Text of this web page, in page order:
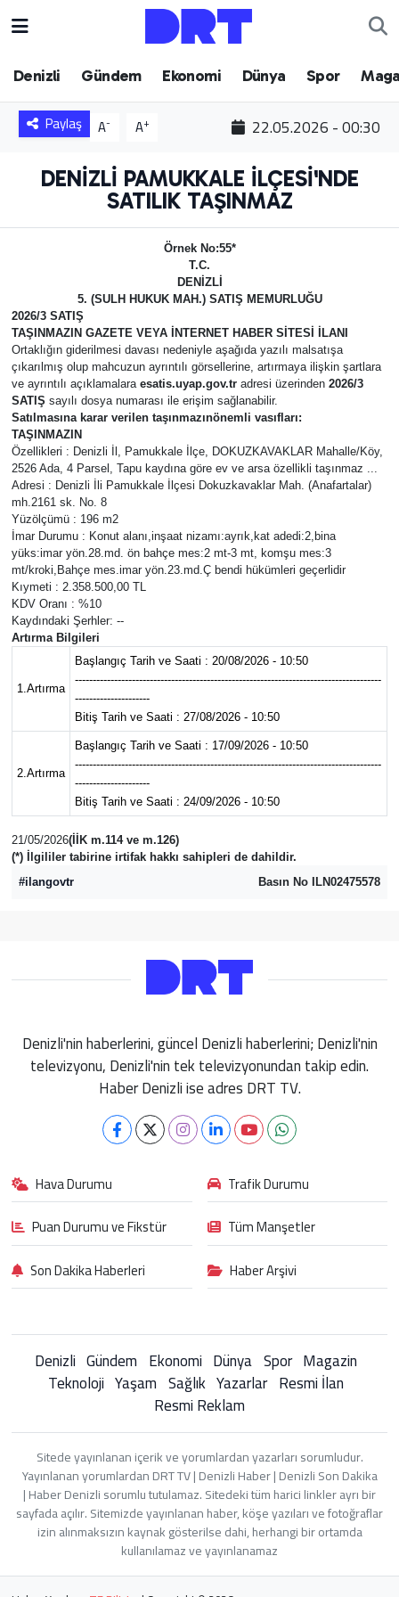
Denizli Gündem Ekonomi Dünya Spor
Paylaş A- A+ 22.05.2026 - 00:30
DENİZLİ PAMUKKALE İLÇESİ'NDE
SATILIK TAŞINMAZ
Örnek No:55*
T.C.
DENİZLİ
5. (SULH HUKUK MAH.) SATIŞ MEMURLUĞU
2026/3 SATIŞ
TAŞINMAZIN GAZETE VEYA İNTERNET HABER SİTESİ İLANI
Ortaklığın giderilmesi davası nedeniyle aşağıda yazılı malsatışa
çıkarılmış olup mahcuzun ayrıntılı görsellerine, artırmaya ilişkin şartlara
ve ayrıntılı açıklamalara esatis.uyap.gov.tradresi üzerinden 2026/3
SATIŞ sayılı dosya numarası ile erişim sağlanabilir.
Satılmasına karar verilen taşınmazınönemli vasıfları:
TAŞINMAZIN
Özellikleri : Denizli İl, Pamukkale İlçe, DOKUZKAVAKLAR Mahalle/Köy,
2526 Ada, 4 Parsel, Tapu kaydına göre ev ve arsa özellikli taşınmaz ...
Adresi : Denizli İli Pamukkale İlçesi Dokuzkavaklar Mah. (Anafartalar)
mh.2161 sk. No. 8
Yüzölçümü : 196 m2
İmar Durumu : Konut alanı,inşaat nizamı:ayrık,kat adedi:2,bina
yüks:imar yön.28.md. ön bahçe mes:2 mt-3 mt, komşu mes:3
mt/kroki,Bahçe mes.imar yön.23.md.Ç bendi hükümleri geçerlidir
Kıymeti : 2.358.500,00 TL
KDV Oranı : %10
Kaydındaki Şerhler: --
Artırma Bilgileri
1.Artırma
Başlangıç Tarih ve Saati : 20/08/2026 - 10:50
--------------------------------------------------------------------------------------
---------------------
Bitiş Tarih ve Saati : 27/08/2026 - 10:50
2.Artırma
Başlangıç Tarih ve Saati : 17/09/2026 - 10:50
--------------------------------------------------------------------------------------
---------------------
Bitiş Tarih ve Saati : 24/09/2026 - 10:50
21/05/2026(İİK m.114 ve m.126)
(*) İlgililer tabirine irtifak hakkı sahipleri de dahildir.
#ilangovtr
Basın No ILN02475578
Denizli'nin haberlerini, güncel Denizli haberlerini; Denizli'nin
televizyonu, Denizli'nin tek televizyonundan takip edin.
Haber Denizli ise adres DRT TV.
Hava Durumu
Trafik Durumu
Puan Durumu ve Fikstür
Tüm Manşetler
Son Dakika Haberleri
Haber Arşivi
Denizli Gündem Ekonomi Dünya Spor Magazin
Teknoloji Yaşam Sağlık Yazarlar Resmi İlan
Resmi Reklam
Sitede yayınlanan içerik ve yorumlardan yazarları sorumludur.
Yayınlanan yorumlardan DRT TV | Denizli Haber | Denizli Son Dakika
| Haber Denizli sorumlu tutulamaz. Sitedeki tüm harici linkler ayrı bir
sayfada açılır. Sitemizde yayınlanan haber, köşe yazıları ve fotoğraflar
izin alınmaksızın kaynak gösterilse dahi, herhangi bir ortamda
kullanılamaz ve yayınlanamaz
Denizli
Gündem
Ekonomi
Magazin
Teknoloji
Yaşam
Sağlık
Yazarlar
Resmi İlan
Resmi Reklam
Hava Durumu
Trafik Durumu
Puan Durumu ve Fikstür
Tüm Manşetler
Son Dakika Haberleri
Haber Arşivi